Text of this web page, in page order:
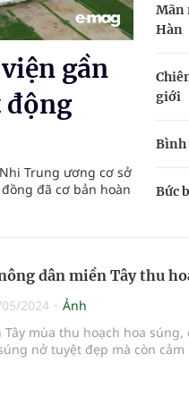
cơ sở 2 đón hơn 500 lượt
rải rác.
hai cấp trong quản lý hoạt
gần
động
Trung ương cơ sở
đã cơ bản hoàn
Mãn
Hàn
giới
Bình
Bức
dân miền Tây thu
2024
Ảnh
Tây mùa thu hoạch hoa
nở tuyệt đẹp mà còn